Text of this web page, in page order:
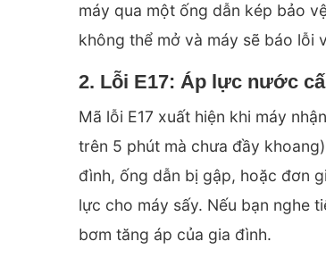
máy qua một ống dẫn kép bảo
không thể mở và máy sẽ báo lỗi
2. Lỗi E17: Áp lực nước
Mã lỗi E17 xuất hiện khi máy
trên 5 phút mà chưa đầy
đình, ống dẫn bị gập, hoặc đơn
lực cho máy sấy. Nếu bạn nghe
bơm tăng áp của gia đình.